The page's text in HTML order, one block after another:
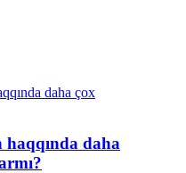
haqqında daha